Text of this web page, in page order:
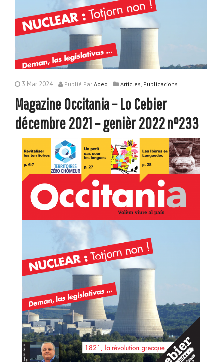
3 Mar 2024 Publié Par Adeo Articles, Publicacions
Magazine Occitania – Lo Cebier
décembre 2021 – genièr 2022 n°233